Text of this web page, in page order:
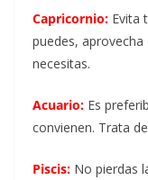
Capricornio: Evita
puedes,
necesitas.
Acuario: Es
convienen. Trata
Piscis: No pierdas